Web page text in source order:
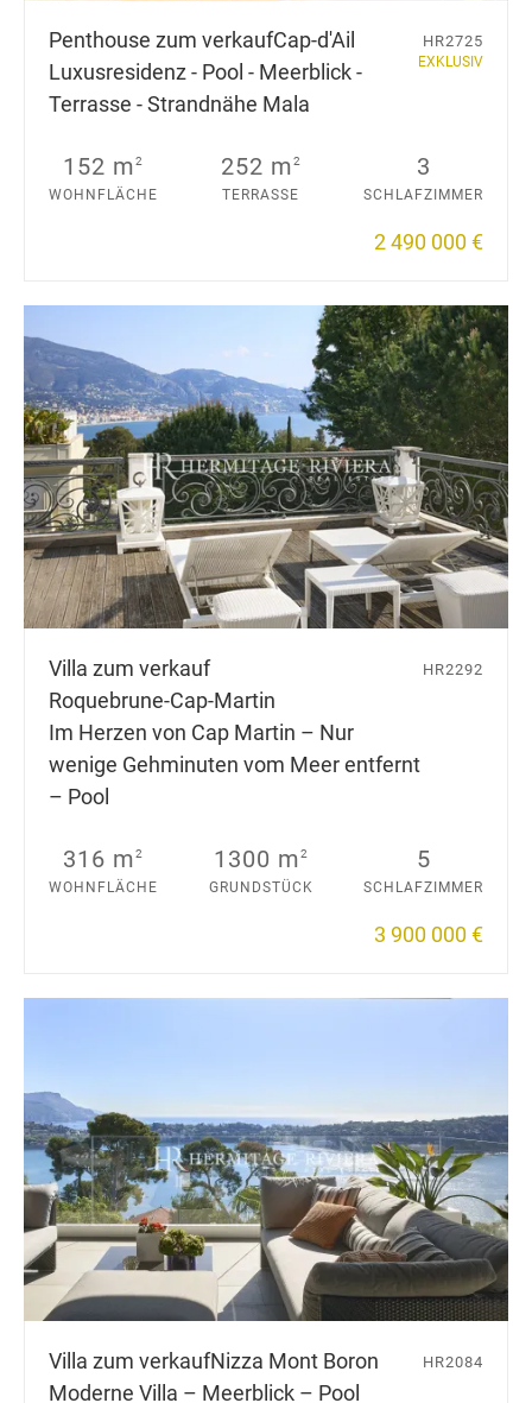
Penthouse zum verkaufCap-d'Ail
Luxusresidenz - Pool - Meerblick -
Terrasse - Strandnähe Mala
HR2725
EXKLUSIV
152 m2
WOHNFLÄCHE
252 m2
TERRASSE
3
SCHLAFZIMMER
2 490 000 €
Villa zum verkauf
Roquebrune-Cap-Martin
Im Herzen von Cap Martin – Nur
wenige Gehminuten vom Meer entfernt
– Pool
HR2292
316 m2
WOHNFLÄCHE
1300 m2
GRUNDSTÜCK
5
SCHLAFZIMMER
3 900 000 €
Villa zum verkaufNizza Mont Boron
Moderne Villa – Meerblick – Pool
HR2084